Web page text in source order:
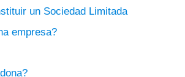
un Sociedad Limitada
empresa?